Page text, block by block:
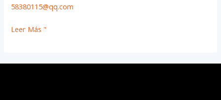
58380115@qq.com
Leer Más "